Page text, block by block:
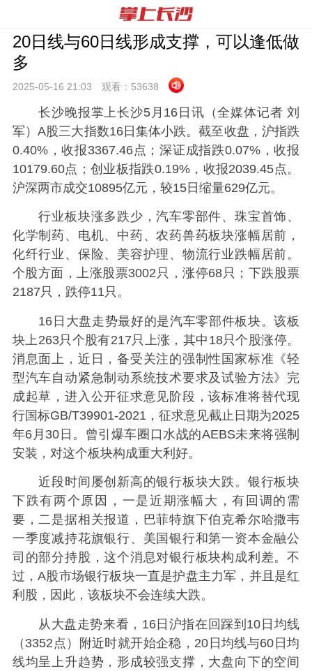
20日线与60日线形成支撑，可以逢低做
多
2025-05-16 21:03 观看： 53638
长沙晚报掌上长沙5月16日讯（全媒体记者 刘
军）A股三大指数16日集体小跌。截至收盘，沪指跌
0.40%，收报3367.46点；深证成指跌0.07%，收报
10179.60点；创业板指跌0.19%，收报2039.45点。
沪深两市成交10895亿元，较15日缩量629亿元。
行业板块涨多跌少，汽车零部件、珠宝首饰、
化学制药、电机、中药、农药兽药板块涨幅居前，
化纤行业、保险、美容护理、物流行业跌幅居前。
个股方面，上涨股票3002只，涨停68只；下跌股票
2187只，跌停11只。
16日大盘走势最好的是汽车零部件板块。该板
块上263只个股有217只上涨，其中18只个股涨停。
消息面上，近日，备受关注的强制性国家标准《轻
型汽车自动紧急制动系统技术要求及试验方法》完
成起草，进入公开征求意见阶段，该标准将替代现
行国标GB/T39901-2021，征求意见截止日期为2025
年6月30日。曾引爆车圈口水战的AEBS未来将强制
安装，对这个板块构成重大利好。
近段时间屡创新高的银行板块大跌。银行板块
下跌有两个原因，一是近期涨幅大，有回调的需
要，二是据相关报道，巴菲特旗下伯克希尔哈撒韦
一季度减持花旗银行、美国银行和第一资本金融公
司的部分持股，这个消息对银行板块构成利差。不
过，A股市场银行板块一直是护盘主力军，并且是红
利股，因此，该板块不会连续大跌。
从大盘走势来看，16日沪指在回踩到10日均线
（3352点）附近时就开始企稳，20日均线与60日均
线均呈上升趋势，形成较强支撑，大盘向下的空间